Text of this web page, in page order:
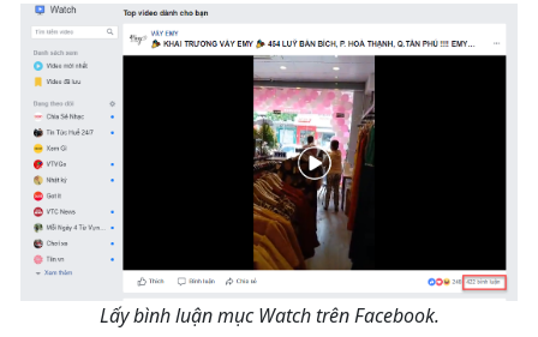
Lấy bình luận mục Watch trên Facebook.